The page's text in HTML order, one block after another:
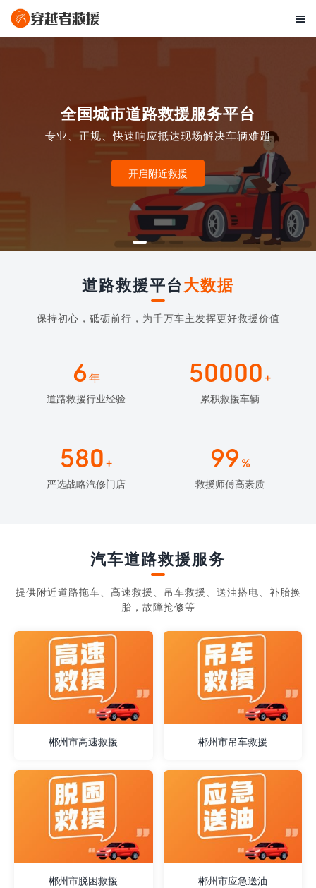

全国城市道路救援服务平台
专业、正规、快速响应抵达现场解决车辆难题
开启附近救援
道路救援平台大数据
保持初心，砥砺前行，为千万车主发挥更好救援价值
6年
道路救援行业经验
50000 +
累积救援车辆
580 +
严选战略汽修门店
99 %
救援师傅高素质
汽车道路救援服务
提供附近道路拖车、高速救援、吊车救援、送油搭电、补胎换
胎，故障抢修等
郴州市高速救援 郴州市吊车救援
郴州市脱困救援 郴州市应急送油